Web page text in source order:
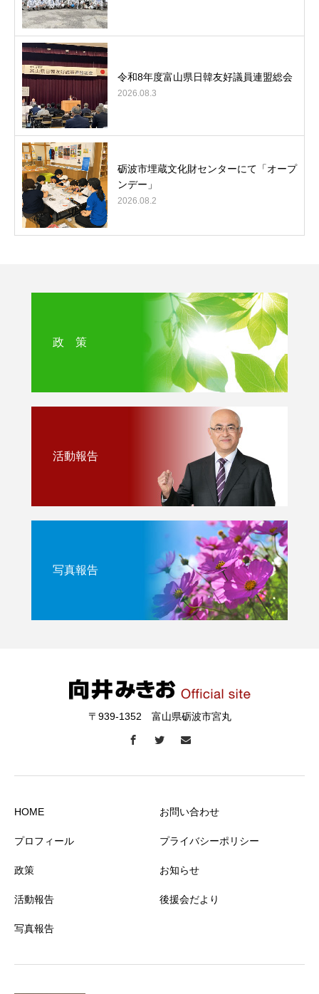
令和8年度富山県日韓友好議員連盟総会
2026.08.3
砺波市埋蔵文化財センターにて「オープ
ンデー」
2026.08.2
政 策
活動報告
写真報告
〒939-1352 富山県砺波市宮丸
HOME
プロフィール
政策
活動報告
写真報告
お問い合わせ
プライバシーポリシー
お知らせ
後援会だより